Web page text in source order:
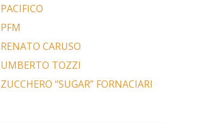
PACIFICO
PFM
RENATO CARUSO
UMBERTO TOZZI
ZUCCHERO “SUGAR” FORNACIARI